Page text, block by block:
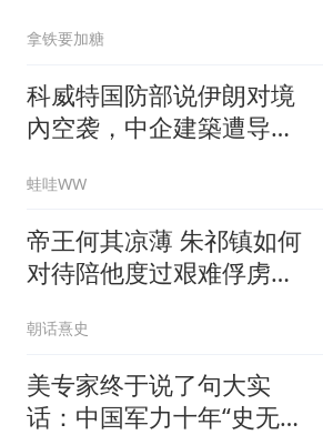
拿铁要加糖
科威特国防部说伊朗对境
內空袭，中企建築遭导弹
延廷｜辣晚报20260806
蛙哇WW
帝王何其凉薄 朱祁镇如何
对待陪他度过艰难俘虏生
朝话熹史
美专家终于说了句大实
话：中国军力十年“史无前